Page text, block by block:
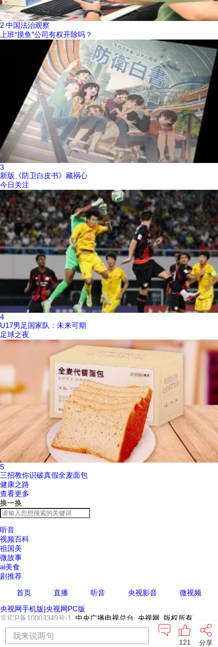
2 中国法治观察
上班“摸鱼”公司有权开除吗？
3
新版《防卫白皮书》藏祸心
今日关注
4
U17男足国家队：未来可期
足球之夜
5
三招教你识破真假全麦面包
健康之路
查看更多
换一换
听音
视频百科
祖国美
微故事
ai美食
剧推荐
首页
直播 听音 央视影音
微视频
央视网手机版|央视网PC版
京ICP备10003349号-1
中央广播电视总台 央视网 版权所有
我来说两句
分享
121